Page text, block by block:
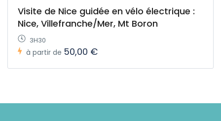
Visite de Nice guidée en vélo électrique :
Nice, Villefranche/Mer, Mt Boron
3H30
à partir de 50,00 €